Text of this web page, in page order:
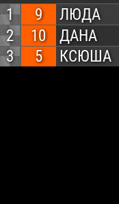
1 9 ЛЮДА
2
10 ДАНА
3
5 КСЮША